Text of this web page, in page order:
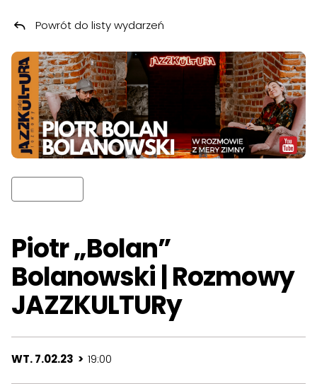
Przeskocz do treści
Piotr „Bolan”
Bolanowski | Rozmowy
JAZZKULTURy
WT. 7.02.23 > 19:00
Powrót do listy wydarzeń